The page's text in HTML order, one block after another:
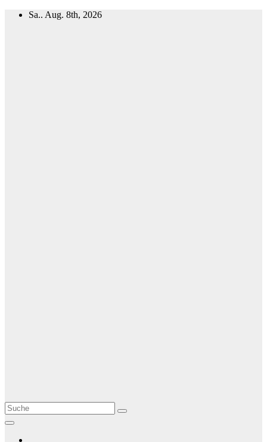
Zum
Sa.. Aug. 8th, 2026
Le Matin
AGENCE DE PRESSE